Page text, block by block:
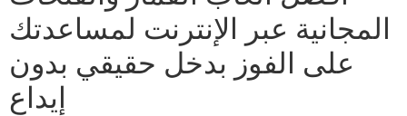
المجانية عبر الإنترنت لمساعدتك
على الفوز بدخل حقيقي بدون
إيداع